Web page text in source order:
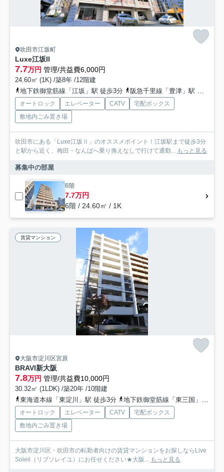
吹田市江坂町
Luxe江坂II
7.7万円 管理/共益費6,000円
24.60㎡ (1K) /築8年 /12階建
地下鉄御堂筋線「江坂」駅 徒歩3分
阪急千里線「豊津」駅 徒歩17分
オートロック エレベーター CATV
宅配ボックス
敷地内ごみ置き場
吹田市にある「Luxe江坂Ⅱ」のオススメポイント！江坂駅まで徒歩3分
と駅から近く、梅田・なんばへ乗り換えなしで行けて通勤... もっと見る
募集中の部屋
6階
7.7万円
6階 / 24.60㎡ / 1K
賃貸マンション
大阪市淀川区宮原
BRAVI新大阪
7.8万円 管理/共益費10,000円
30.32㎡ (1LDK) /築20年 /10階建
東海道本線「東淀川」駅 徒歩3分
地下鉄御堂筋線「東三国」駅 徒歩5分
オートロック エレベーター CATV
宅配ボックス
敷地内ごみ置き場
大阪市淀川区・吹田市の転勤者向けの賃貸マンションをお探しならLive
Soleil（リブソレイユ）にお任せください★大阪... もっと見る